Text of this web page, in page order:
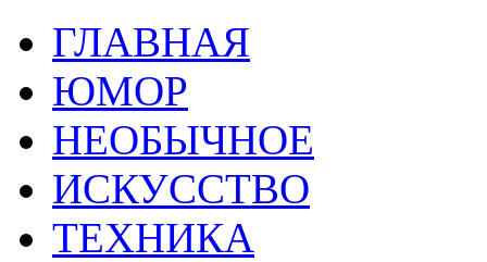
ГЛАВНАЯ
ЮМОР
НЕОБЫЧНОЕ
ИСКУССТВО
ТЕХНИКА